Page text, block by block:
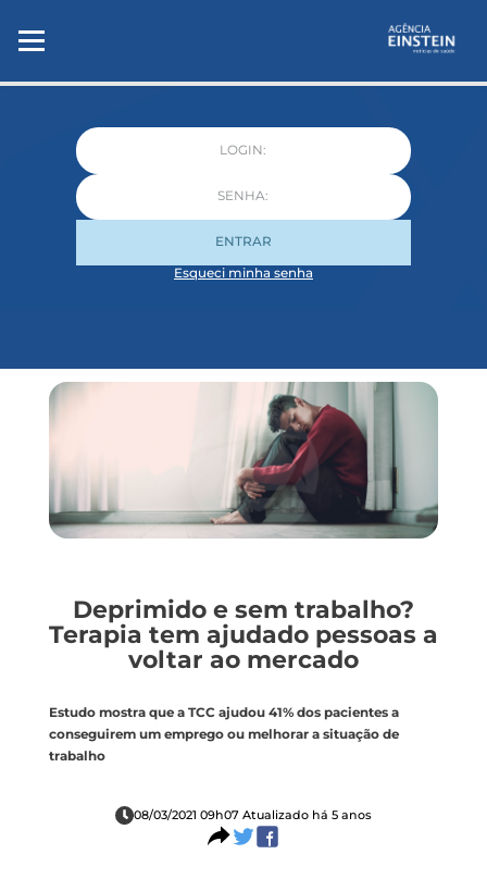
ENTRAR
Esqueci minha senha
Deprimido e sem trabalho?
Terapia tem ajudado pessoas a
voltar ao mercado
Estudo mostra que a TCC ajudou 41% dos pacientes a
conseguirem um emprego ou melhorar a situação de
trabalho
08/03/2021 09h07 Atualizado há 5 anos